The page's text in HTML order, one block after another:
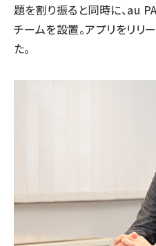
題を割り振ると同時に、au
チームを設置。アプリをリリ
た。